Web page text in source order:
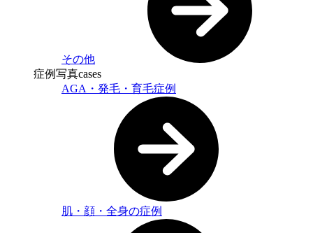
その他
症例写真cases
AGA・発毛・育毛症例
肌・顔・全身の症例